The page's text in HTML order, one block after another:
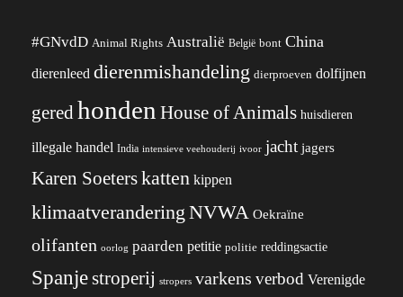
#GNvdD Animal Rights Australië België bont China
dierenleed dierenmishandeling dierproeven dolfijnen
gered honden House of Animals huisdieren
illegale handel India intensieve veehouderij ivoor jacht jagers
Karen Soeterskatten kippen
klimaatverandering NVWA Oekraïne
olifanten oorlog paarden petitie politie reddingsactie
Spanjestroperij stropers varkens verbod Verenigde